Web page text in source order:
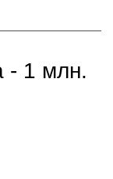
- 1 млн.